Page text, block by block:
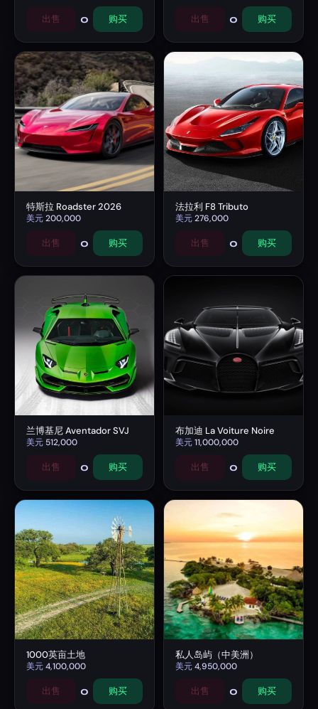
出售 0 购买 出售 0 购买
特斯拉 Roadster 2026
美元200,000
出售 0 购买
法拉利 F8 Tributo
美元276,000
出售 0 购买
兰博基尼 Aventador SVJ
美元 512,000
出售 0 购买
布加迪 La Voiture Noire
美元11,000,000
出售 0 购买
1000英亩土地
美元4,100,000
出售 0 购买
私人岛屿（中美洲）
美元4,950,000
出售 0 购买